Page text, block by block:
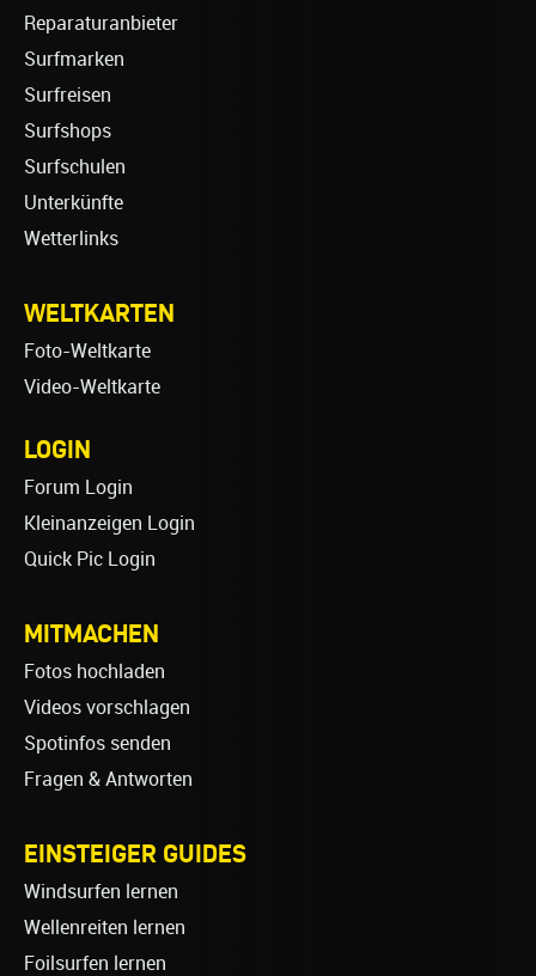
Reparaturanbieter
Surfmarken
Surfreisen
Surfshops
Surfschulen
Unterkünfte
Wetterlinks
WELTKARTEN
Foto-Weltkarte
Video-Weltkarte
LOGIN
Forum Login
Kleinanzeigen Login
Quick Pic Login
MITMACHEN
Fotos hochladen
Videos vorschlagen
Spotinfos senden
Fragen & Antworten
EINSTEIGER GUIDES
Windsurfen lernen
Wellenreiten lernen
Foilsurfen lernen